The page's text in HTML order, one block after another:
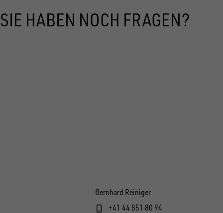
SIE HABEN NOCH FRAGEN?
Bernhard Reiniger
+41 44 851 80 94